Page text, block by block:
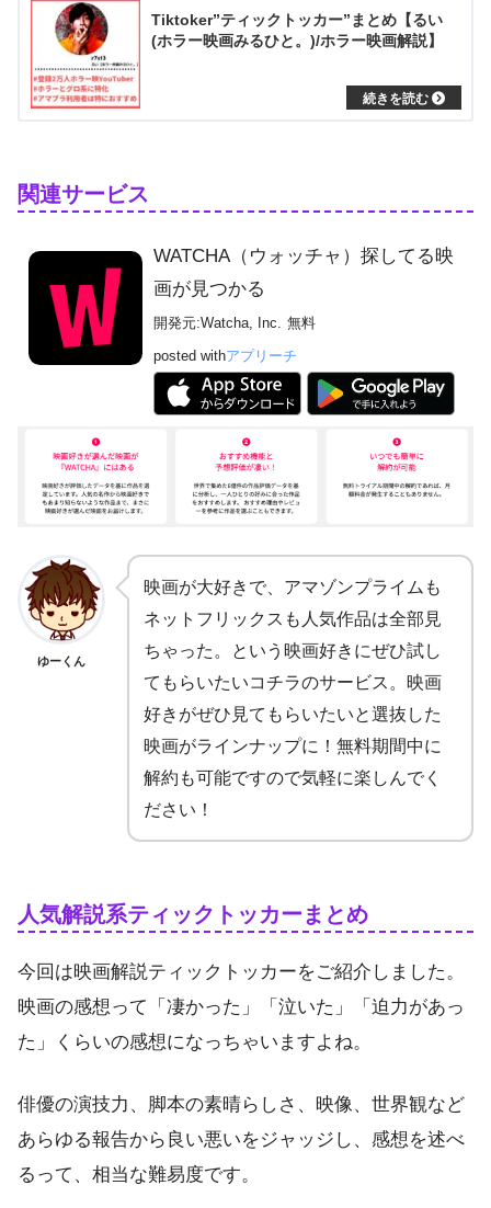
Tiktoker”ティックトッカー”まとめ【るい
(ホラー映画みるひと。)/ホラー映画解説】
関連サービス
WATCHA（ウォッチャ）探してる映
画が見つかる
開発元:Watcha, Inc.
無料
posted withアプリーチ
ゆーくん
映画が大好きで、アマゾンプライムも
ネットフリックスも人気作品は全部見
ちゃった。という映画好きにぜひ試し
てもらいたいコチラのサービス。映画
好きがぜひ見てもらいたいと選抜した
映画がラインナップに！無料期間中に
解約も可能ですので気軽に楽しんでく
ださい！
人気解説系ティックトッカーまとめ
今回は映画解説ティックトッカーをご紹介しました。
映画の感想って「凄かった」「泣いた」「迫力があっ
た」くらいの感想になっちゃいますよね。
俳優の演技力、脚本の素晴らしさ、映像、世界観など
あらゆる報告から良い悪いをジャッジし、感想を述べ
るって、相当な難易度です。